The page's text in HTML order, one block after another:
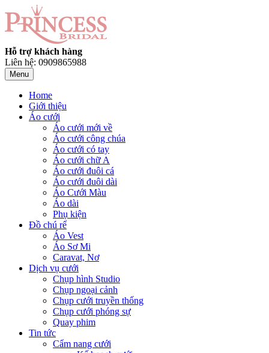
Hỗ trợ khách hàng
Liên hệ: 0909865988
Menu
Home
Giới thiệu
Áo cưới
Áo cưới mới về
Áo cưới công chúa
Áo cưới có tay
Áo cưới chữ A
Áo cưới đuôi cá
Áo cưới đuôi dài
Áo Cưới Màu
Áo dài
Phụ kiện
Đồ chú rể
Áo Vest
Áo Sơ Mi
Caravat, Nơ
Dịch vụ cưới
Chụp hình Studio
Chụp ngoại cảnh
Chụp cưới truyền thống
Chụp cưới phóng sự
Quay phim
Tin tức
Cẩm nang cưới